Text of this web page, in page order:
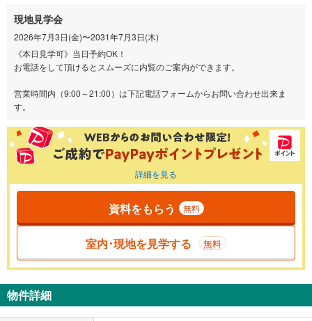
現地見学会
2026年7月3日(金)〜2031年7月3日(木)
《本日見学可》当日予約OK！
お電話をして頂けるとスムーズに内覧のご案内ができます。
営業時間内（9:00～21:00）は下記電話フォームからお問い合わせ出来ま
す。
詳細を見る
資料をもらう 無料
室内･現地を見学する 無料
物件詳細